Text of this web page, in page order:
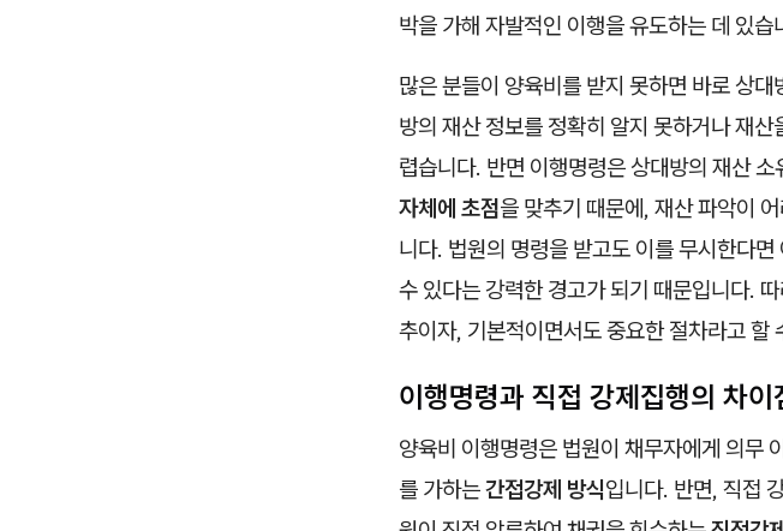
박을 가해 자발적인 이행을 유도하는 데 있습
많은 분들이 양육비를 받지 못하면 바로 상
방의 재산 정보를 정확히 알지 못하거나 재
렵습니다. 반면 이행명령은 상대방의 재산 소
자체에 초점을 맞추기 때문에, 재산 파악이
니다. 법원의 명령을 받고도 이를 무시한다
수 있다는 강력한 경고가 되기 때문입니다.
추이자, 기본적이면서도 중요한 절차라고 할
이행명령과 직접 강제집행의 차이
양육비 이행명령은 법원이 채무자에게 의무
를 가하는간접강제 방식입니다. 반면, 직접